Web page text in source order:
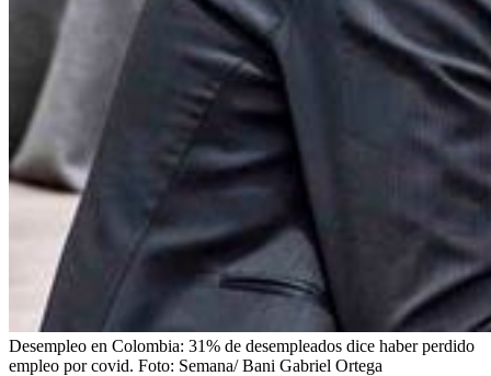
Desempleo en Colombia: 31% de desempleados dice haber perdido
empleo por covid. Foto: Semana/ Bani Gabriel Ortega